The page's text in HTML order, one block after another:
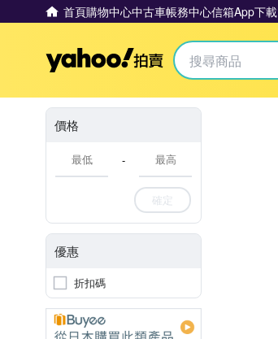
首頁購物中心中古車帳務中心信箱App下載
Yahoo拍賣
價格
-
確定
優惠
折扣碼